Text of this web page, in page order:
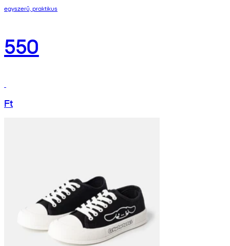
egyszerű, praktikus
550
Ft